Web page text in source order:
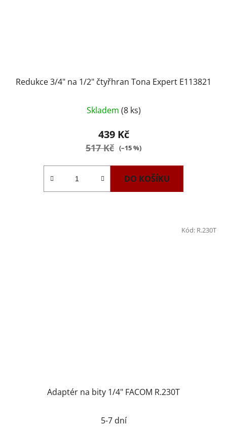
Redukce 3/4" na 1/2" čtyřhran Tona Expert E113821
Skladem (8 ks)
439 Kč
517 Kč (–15 %)
DO KOŠÍKU
Adaptér na bity 1/4" FACOM R.230T
5-7 dní
Kód: R.230T